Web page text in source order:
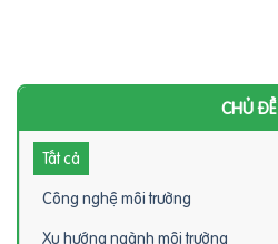
CHỦ ĐỀ
Tất cả
Công nghệ môi trường
Xu hướng ngành môi trường